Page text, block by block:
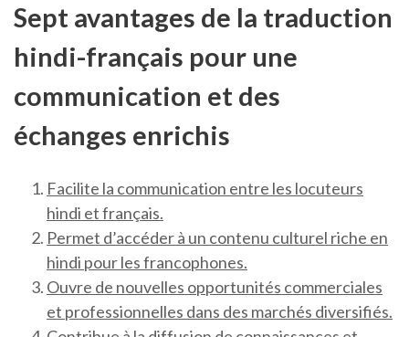
Sept avantages de la traduction
hindi-français pour une
communication et des
échanges enrichis
Facilite la communication entre les locuteurs
hindi et français.
Permet d’accéder à un contenu culturel riche en
hindi pour les francophones.
Ouvre de nouvelles opportunités commerciales
et professionnelles dans des marchés diversifiés.